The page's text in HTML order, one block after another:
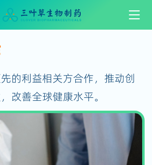

的利益相关方合作，推动创
改善全球健康水平。